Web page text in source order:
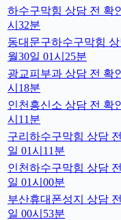
하수구막힘 상담 전 확
시32분
동대문구하수구막힘
월30일 01시25분
광교피부과 상담 전 확
시18분
인천흥신소 상담 전 확
시11분
구리하수구막힘 상담
일 01시11분
인천하수구막힘 상담
일 01시00분
부산휴대폰성지 상담
일 00시53분